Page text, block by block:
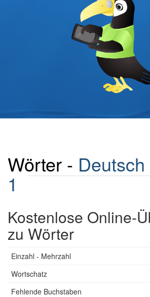
Wörter -
1
Kostenlose Online-
zu Wörter
Einzahl - Mehrzahl
Wortschatz
Fehlende Buchstaben